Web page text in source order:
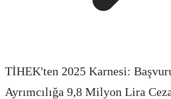
TİHEK'ten 2025 Karnesi:
Ayrımcılığa 9,8 Milyon Lira